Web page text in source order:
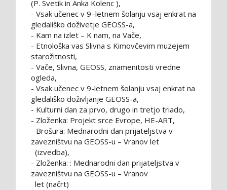
(P. Svetik in Anka Kolenc ),
- Vsak učenec v 9–letnem šolanju vsaj enkrat na
gledališko doživetje GEOSS-a,
- Kam na izlet – K nam, na Vače,
- Etnološka vas Slivna s Kimovčevim muzejem
starožitnosti,
- Vače, Slivna, GEOSS, znamenitosti vredne
ogleda,
- Vsak učenec v 9-letnem šolanju vsaj enkrat na
gledališko doživljanje GEOSS-a,
- Kulturni dan za prvo, drugo in tretjo triado,
- Zloženka: Projekt srce Evrope, HE-ART,
- Brošura: Mednarodni dan prijateljstva v
zavezništvu na GEOSS-u – Vranov let
(izvedba),
- Zloženka: : Mednarodni dan prijateljstva v
zavezništvu na GEOSS-u – Vranov
let (načrt)